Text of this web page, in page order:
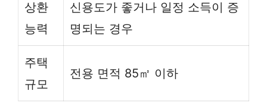
상환
능력
신용도가 좋거나 일정 소득이 증
명되는 경우
주택
규모
전용 면적 85㎡ 이하